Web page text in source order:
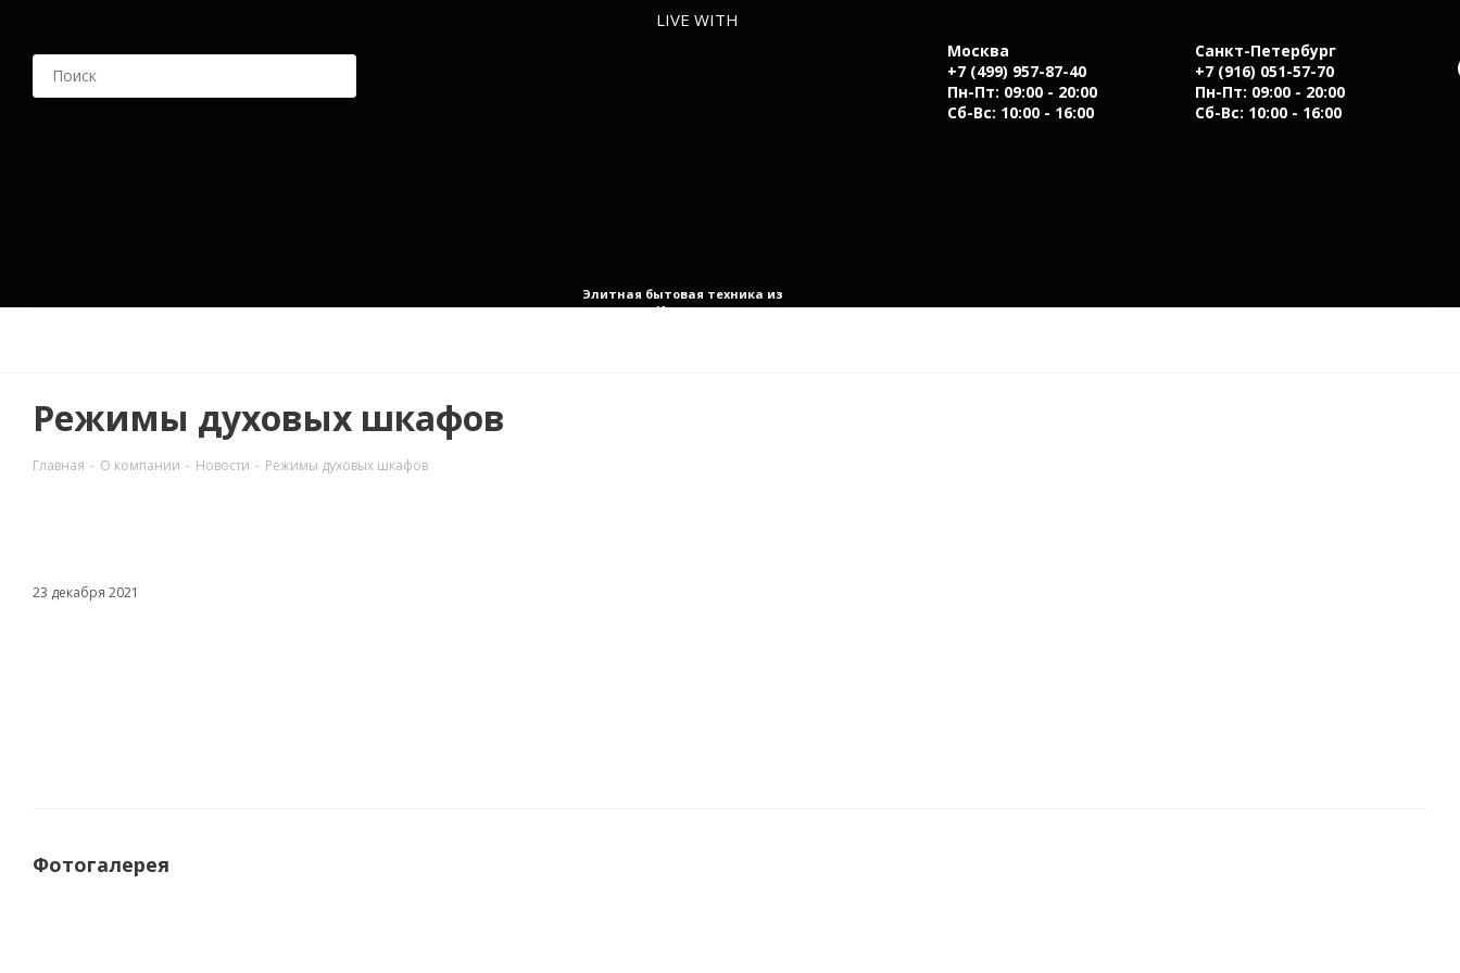
LIVE WITH
Элитная бытовая техника из
Италии
Москва
+7 (499) 957-87-40
Пн-Пт: 09:00 - 20:00
Сб-Вс: 10:00 - 16:00
Санкт-Петербург
+7 (916) 051-57-70
Пн-Пт: 09:00 - 20:00
Сб-Вс: 10:00 - 16:00
Режимы духовых шкафов
Главная - О компании - Новости - Режимы духовых шкафов
23 декабря 2021
Фотогалерея